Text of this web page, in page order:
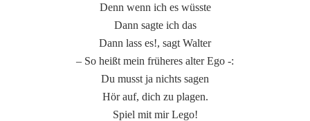
Denn wenn ich es wüsste
Dann sagte ich das
Dann lass es!, sagt Walter
– So heißt mein früheres alter Ego -:
Du musst ja nichts sagen
Hör auf, dich zu plagen.
Spiel mit mir Lego!